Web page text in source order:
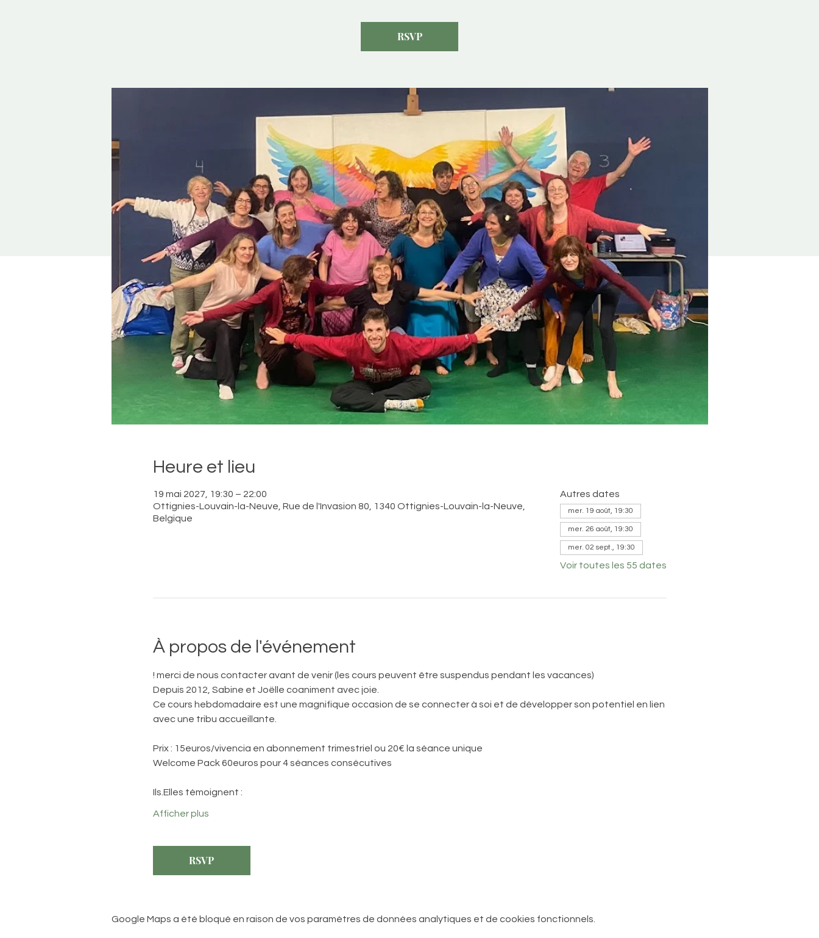
RSVP
Heure et lieu
19 mai 2027, 19:30 – 22:00
Ottignies-Louvain-la-Neuve, Rue de l'Invasion 80, 1340 Ottignies-Louvain-la-Neuve,
Belgique
Autres dates
mer. 19 août, 19:30
mer. 26 août, 19:30
mer. 02 sept., 19:30
Voir toutes les 55 dates
À propos de l'événement
! merci de nous contacter avant de venir (les cours peuvent être suspendus pendant les vacances)
Depuis 2012, Sabine et Joëlle coaniment avec joie.
Ce cours hebdomadaire est une magnifique occasion de se connecter à soi et de développer son potentiel en lien
avec une tribu accueillante.
Prix : 15euros/vivencia en abonnement trimestriel ou 20€ la séance unique
Welcome Pack 60euros pour 4 séances consécutives
Ils.Elles témoignent :
Afficher plus
RSVP
Google Maps a été bloqué en raison de vos paramètres de données analytiques et de cookies fonctionnels.